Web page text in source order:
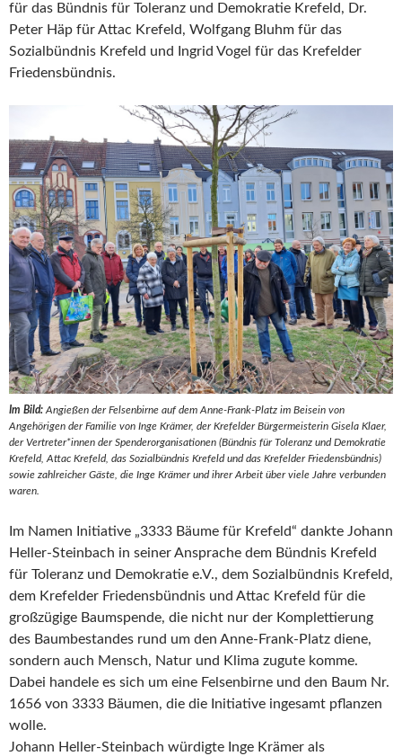
für das Bündnis für Toleranz und Demokratie Krefeld, Dr.
Peter Häp für Attac Krefeld, Wolfgang Bluhm für das
Sozialbündnis Krefeld und Ingrid Vogel für das Krefelder
Friedensbündnis.
Im Bild: Angießen der Felsenbirne auf dem Anne-Frank-Platz im Beisein von
Angehörigen der Familie von Inge Krämer, der Krefelder Bürgermeisterin Gisela Klaer,
der Vertreter*innen der Spenderorganisationen (Bündnis für Toleranz und Demokratie
Krefeld, Attac Krefeld, das Sozialbündnis Krefeld und das Krefelder Friedensbündnis)
sowie zahlreicher Gäste, die Inge Krämer und ihrer Arbeit über viele Jahre verbunden
waren.
Im Namen Initiative „3333 Bäume für Krefeld“ dankte Johann
Heller-Steinbach in seiner Ansprache dem Bündnis Krefeld
für Toleranz und Demokratie e.V., dem Sozialbündnis Krefeld,
dem Krefelder Friedensbündnis und Attac Krefeld für die
großzügige Baumspende, die nicht nur der Komplettierung
des Baumbestandes rund um den Anne-Frank-Platz diene,
sondern auch Mensch, Natur und Klima zugute komme.
Dabei handele es sich um eine Felsenbirne und den Baum Nr.
1656 von 3333 Bäumen, die die Initiative ingesamt pflanzen
wolle.
Johann Heller-Steinbach würdigte Inge Krämer als